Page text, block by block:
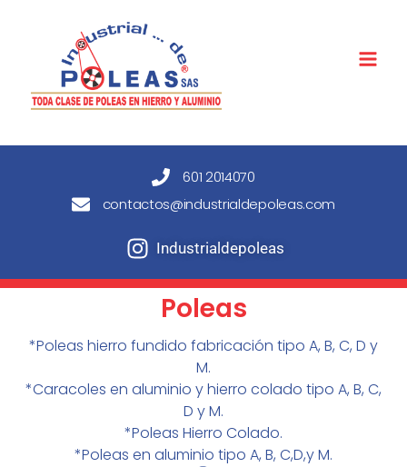
601 2014070
contactos@industrialdepoleas.com
Industrialdepoleas
Poleas
*Poleas hierro fundido fabricación tipo A, B, C, D y
M.
*Caracoles en aluminio y hierro colado tipo A, B, C,
D y M.
*Poleas Hierro Colado.
*Poleas en aluminio tipo A, B, C,D,y M.